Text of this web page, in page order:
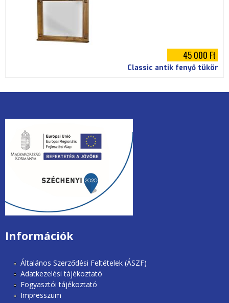
45 000 Ft
Classic antik fenyő tükör
unios2020.jpg
Információk
Általános Szerződési Feltételek (ÁSZF)
Adatkezelési tájékoztató
Fogyasztói tájékoztató
Impresszum